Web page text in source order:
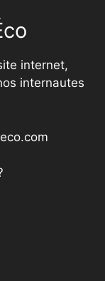
internet,
internautes